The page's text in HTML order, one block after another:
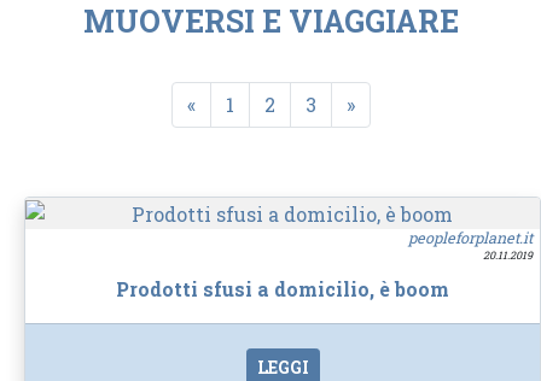
MUOVERSI E VIAGGIARE
« 1 2 3 »
peopleforplanet.it
20.11.2019
Prodotti sfusi a domicilio, è boom
LEGGI